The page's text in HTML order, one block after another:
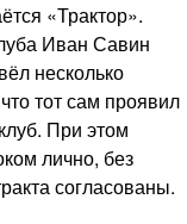
«Трактор».
Иван Савин
несколько
тот сам проявил
При этом
лично, без
согласованы.